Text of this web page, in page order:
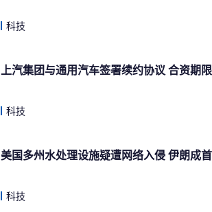
科技
上汽集团与通用汽车签署续约协议 合资期
科技
美国多州水处理设施疑遭网络入侵 伊朗成
科技